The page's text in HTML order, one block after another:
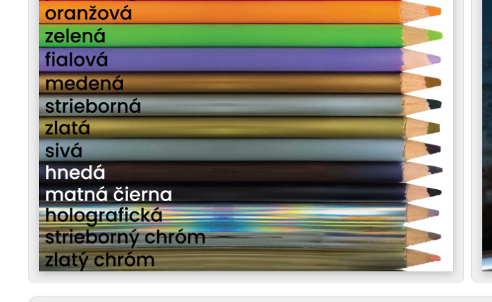
LÁSKA K PRÍRODE (S DRZOSŤOU)
– Ukazuješ, že tvoje záujmy sú široké. Možno
je tvojím spôsobom, ako sa s nimi stotožniť.